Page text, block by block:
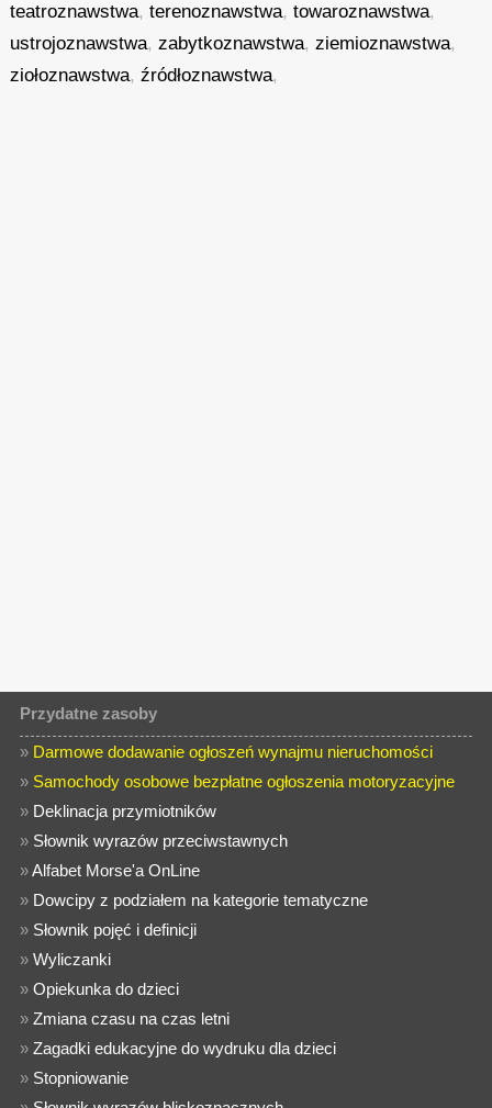
teatroznawstwa,terenoznawstwa,towaroznawstwa,
ustrojoznawstwa,zabytkoznawstwa,ziemioznawstwa,
ziołoznawstwa,źródłoznawstwa,
Przydatne zasoby
» Darmowe dodawanie ogłoszeń wynajmu nieruchomości
» Samochody osobowe bezpłatne ogłoszenia motoryzacyjne
» Deklinacja przymiotników
» Słownik wyrazów przeciwstawnych
»Alfabet Morse'a OnLine
» Dowcipy z podziałem na kategorie tematyczne
» Słownik pojęć i definicji
»Wyliczanki
»Opiekunka do dzieci
»Zmiana czasu na czas letni
»Zagadki edukacyjne do wydruku dla dzieci
» Stopniowanie